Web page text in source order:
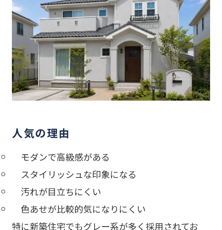
人気の理由
モダンで高級感がある
スタイリッシュな印象になる
汚れが目立ちにくい
色あせが比較的気になりにくい
特に新築住宅でもグレー系が多く採用されてお